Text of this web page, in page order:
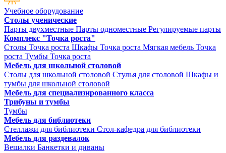
Учебное оборудование
Столы ученические
Парты двухместные Парты одноместные Регулируемые парты
Комплекс "Точка роста"
Столы Точка роста Шкафы Точка роста Мягкая мебель Точка
роста Тумбы Точка роста
Мебель для школьной столовой
Столы для школьной столовой Стулья для столовой Шкафы и
тумбы для школьной столовой
Мебель для специализированного класса
Трибуны и тумбы
Тумбы
Мебель для библиотеки
Стеллажи для библиотеки Стол-кафедра для библиотеки
Мебель для раздевалок
Вешалки Банкетки и диваны